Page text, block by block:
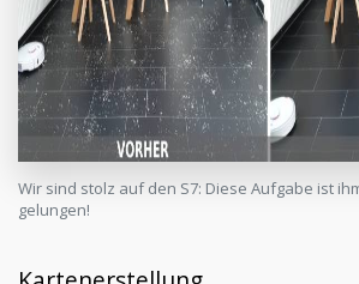
Wir sind stolz auf den S7: Diese Aufgabe ist
gelungen!